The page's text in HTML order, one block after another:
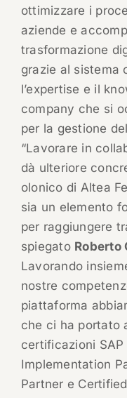
ottimizzare i
aziende e
trasformazione
grazie al sistema
l’expertise e il
company che si
per la gestione
“Lavorare in
dà ulteriore
olonico di Altea
sia un elemento
per raggiungere
spiegato Roberto
Lavorando
nostre
piattaforma
che ci ha portato
certificazioni
Implementation
Partner e